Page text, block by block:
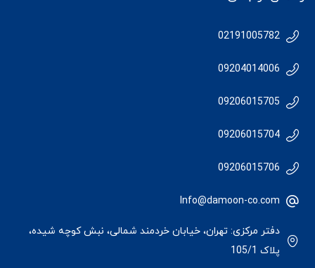
02191005782
09204014006
09206015705
09206015704
09206015706
Info@damoon-co.com
دفتر مرکزی: تهران، خیابان خردمند شمالی، نبش کوچه شیده،
پلاک 105/1